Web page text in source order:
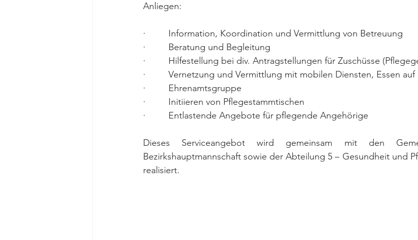
Anliegen:
·         Information, Koordination und Vermittlung von Betreuung
·         Beratung und Begleitung
·         Hilfestellung bei div. Antragstellungen für Zuschüsse
·         Vernetzung und Vermittlung mit mobilen Diensten, Essen auf
·         Ehrenamtsgruppe
·         Initiieren von Pflegestammtischen
·         Entlastende Angebote für pflegende Angehörige
Dieses Serviceangebot wird gemeinsam mit den
Bezirkshauptmannschaft sowie der Abteilung 5 – Gesundheit und
realisiert.